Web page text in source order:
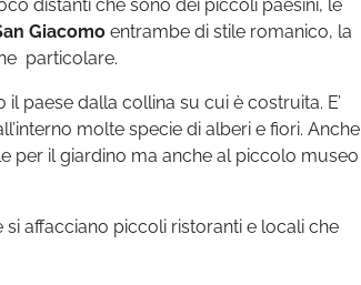
distanti che sono dei piccoli paesini, le
Giacomo entrambe di stile romanico, la
particolare.
paese dalla collina su cui è costruita. E’
molte specie di alberi e fiori. Anche
per il giardino ma anche al piccolo museo
affacciano piccoli ristoranti e locali che